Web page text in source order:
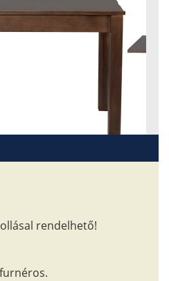
rendelhető!